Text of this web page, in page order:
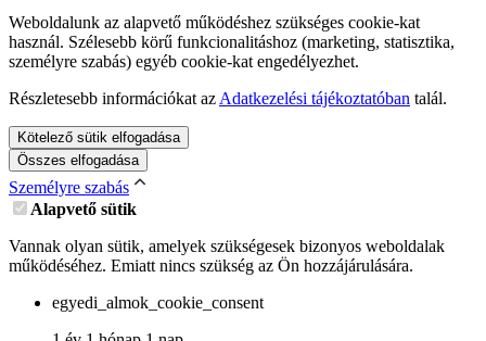
Weboldalunk az alapvető működéshez szükséges cookie-kat
használ. Szélesebb körű funkcionalitáshoz (marketing, statisztika,
személyre szabás) egyéb cookie-kat engedélyezhet.
Részletesebb információkat az Adatkezelési tájékoztatóban talál.
Kötelező sütik elfogadása
Összes elfogadása
Személyre szabás
Alapvető sütik
Vannak olyan sütik, amelyek szükségesek bizonyos weboldalak
működéséhez. Emiatt nincs szükség az Ön hozzájárulására.
egyedi_almok_cookie_consent